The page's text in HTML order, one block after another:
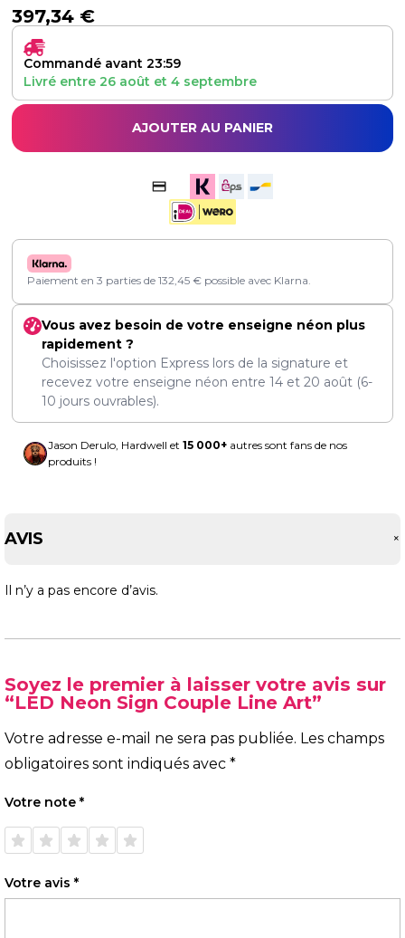
397,34 €
Commandé avant 23:59
Livré entre 26 août et 4 septembre
AJOUTER AU PANIER
Paiement en 3 parties de 132,45 € possible avec Klarna.
Vous avez besoin de votre enseigne néon plus
rapidement ?
Choisissez l'option Express lors de la signature et
recevez votre enseigne néon entre 14 et 20 août (6-
10 jours ouvrables).
Jason Derulo, Hardwell et 15 000+ autres sont fans de nos
produits !
AVIS +
Il n’y a pas encore d’avis.
Soyez le premier à laisser votre avis sur
“LED Neon Sign Couple Line Art”
Votre adresse e-mail ne sera pas publiée. Les champs
obligatoires sont indiqués avec *
Votre note *
1 étoile
sur 5
2 étoiles
sur 5
3 étoiles
sur 5
4 étoiles
sur 5
5 étoiles
sur 5
Votre avis *